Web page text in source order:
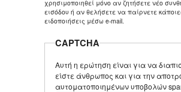
χρησιμοποιηθεί μόνο αν ζητήσετε νέο
εισόδου ή αν θελήσετε να παίρνετε
ειδοποιήσεις μέσω e-mail.
CAPTCHA
Αυτή η ερώτηση είναι για να
είστε άνθρωπος και για την
αυτοματοποιημένων υποβολών